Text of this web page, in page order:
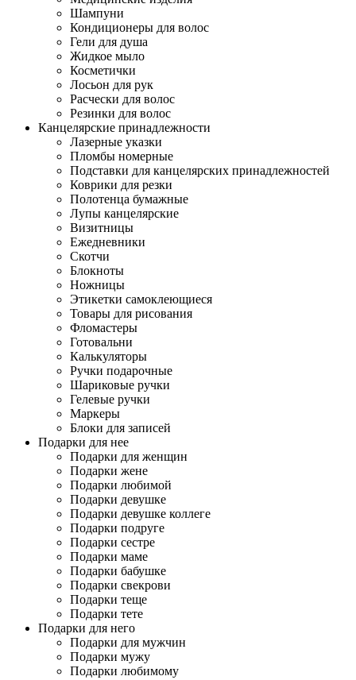
Шампуни
Кондиционеры для волос
Гели для душа
Жидкое мыло
Косметички
Лосьон для рук
Расчески для волос
Резинки для волос
Канцелярские принадлежности
Лазерные указки
Пломбы номерные
Подставки для канцелярских принадлежностей
Коврики для резки
Полотенца бумажные
Лупы канцелярские
Визитницы
Ежедневники
Скотчи
Блокноты
Ножницы
Этикетки самоклеющиеся
Товары для рисования
Фломастеры
Готовальни
Калькуляторы
Ручки подарочные
Шариковые ручки
Гелевые ручки
Маркеры
Блоки для записей
Подарки для нее
Подарки для женщин
Подарки жене
Подарки любимой
Подарки девушке
Подарки девушке коллеге
Подарки подруге
Подарки сестре
Подарки маме
Подарки бабушке
Подарки свекрови
Подарки теще
Подарки тете
Подарки для него
Подарки для мужчин
Подарки мужу
Подарки любимому